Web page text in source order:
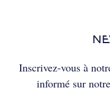
Inscrivez-vous à
informé sur